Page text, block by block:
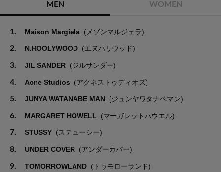
MEN WOMEN
1. Maison Margiela (メゾンマルジェラ)
2. N.HOOLYWOOD (エヌハリウッド)
3. JIL SANDER (ジルサンダー)
4. Acne Studios (アクネストゥディオズ)
5. JUNYA WATANABE MAN (ジュンヤワタナベマン)
6. MARGARET HOWELL (マーガレットハウエル)
7. STUSSY (ステューシー)
8. UNDER COVER (アンダーカバー)
9. TOMORROWLAND (トゥモローランド)